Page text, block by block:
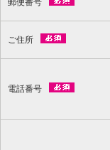
郵便番号
ご住所
電話番号